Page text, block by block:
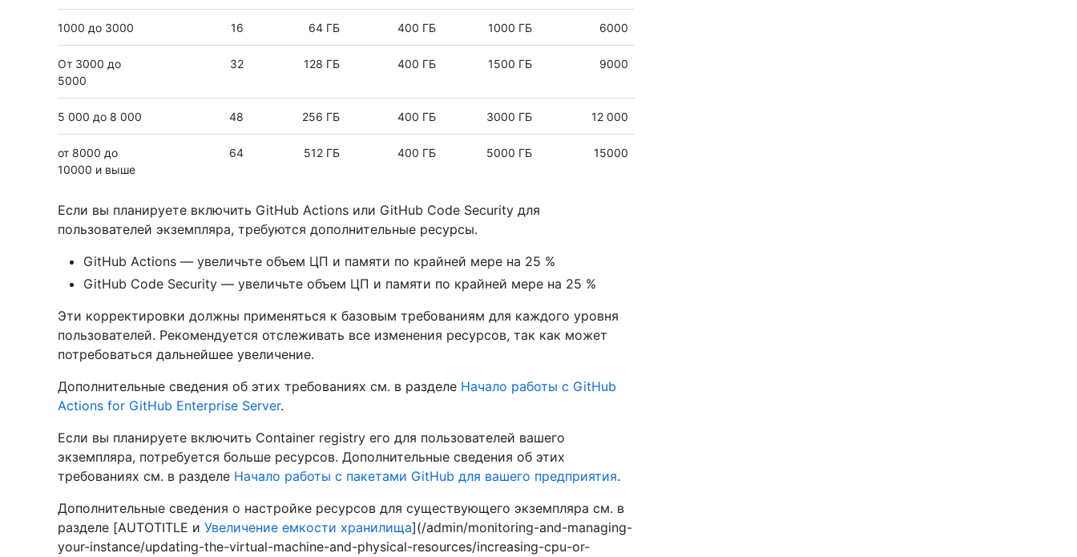
1000 до 3000 16 64 ГБ 400 ГБ 1000 ГБ 6000
От 3000 до
5000
32 128 ГБ 400 ГБ 1500 ГБ 9000
5 000 до 8 000 48 256 ГБ 400 ГБ 3000 ГБ 12 000
от 8000 до
10000 и выше
64 512 ГБ 400 ГБ 5000 ГБ 15000
Если вы планируете включить GitHub Actions или GitHub Code Security для
пользователей экземпляра, требуются дополнительные ресурсы.
GitHub Actions — увеличьте объем ЦП и памяти по крайней мере на 25 %
GitHub Code Security — увеличьте объем ЦП и памяти по крайней мере на 25 %
Эти корректировки должны применяться к базовым требованиям для каждого уровня
пользователей. Рекомендуется отслеживать все изменения ресурсов, так как может
потребоваться дальнейшее увеличение.
Дополнительные сведения об этих требованиях см. в разделе Начало работы с GitHub
Actions for GitHub Enterprise Server.
Если вы планируете включить Container registry его для пользователей вашего
экземпляра, потребуется больше ресурсов. Дополнительные сведения об этих
требованиях см. в разделе Начало работы с пакетами GitHub для вашего предприятия.
Дополнительные сведения о настройке ресурсов для существующего экземпляра см. в
разделе [AUTOTITLE и Увеличение емкости хранилища](/admin/monitoring-and-managing-
your-instance/updating-the-virtual-machine-and-physical-resources/increasing-cpu-or-